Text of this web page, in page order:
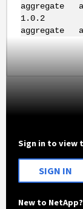
aggregate
1.0.2
aggregate
Sign in to view
SIGN IN
New to NetApp?